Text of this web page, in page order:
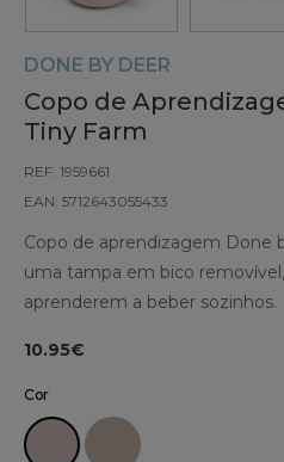
DONE BY DEER
Copo de
Tiny Farm
REF: 1959661
EAN: 5712643055433
Copo de aprendizagem Done
uma tampa em bico
aprenderem a beber sozinhos.
10.95€
Cor